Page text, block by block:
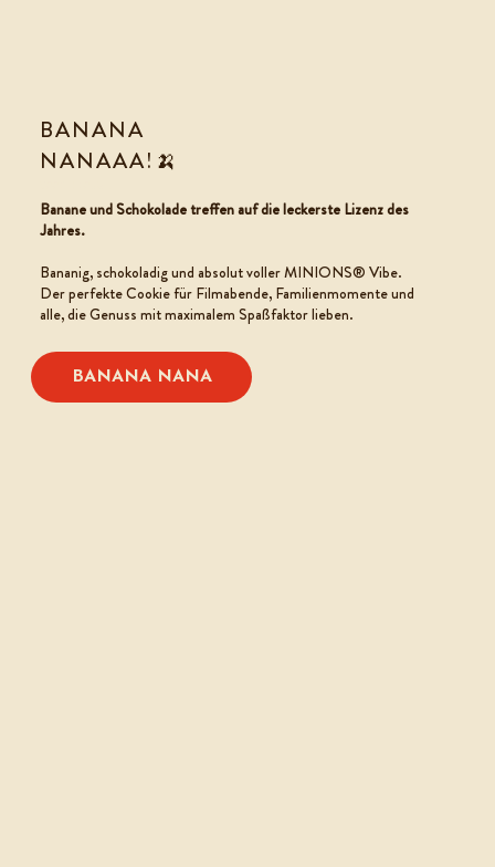
BANANA
NANAAA!🍌
Banane und Schokolade treffen auf die leckerste Lizenz des
Jahres.
Bananig, schokoladig und absolut voller MINIONS® Vibe.
Der perfekte Cookie für Filmabende, Familienmomente und
alle, die Genuss mit maximalem Spaßfaktor lieben.
BANANA NANA